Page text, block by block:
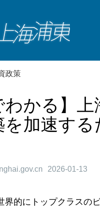
政策
わかる】
を加速す
2026-01-13
界的にトップクラスの